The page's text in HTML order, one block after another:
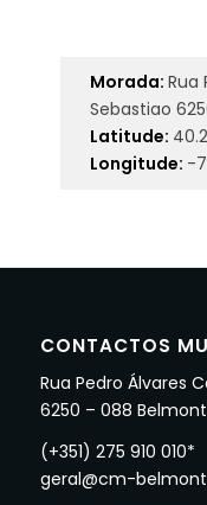
Morada: Rua
Sebastiao
Latitude:
Longitude: -
CONTACTOS
Rua Pedro Álvares
6250 – 088
(+351) 275 910 010*
geral@cm-